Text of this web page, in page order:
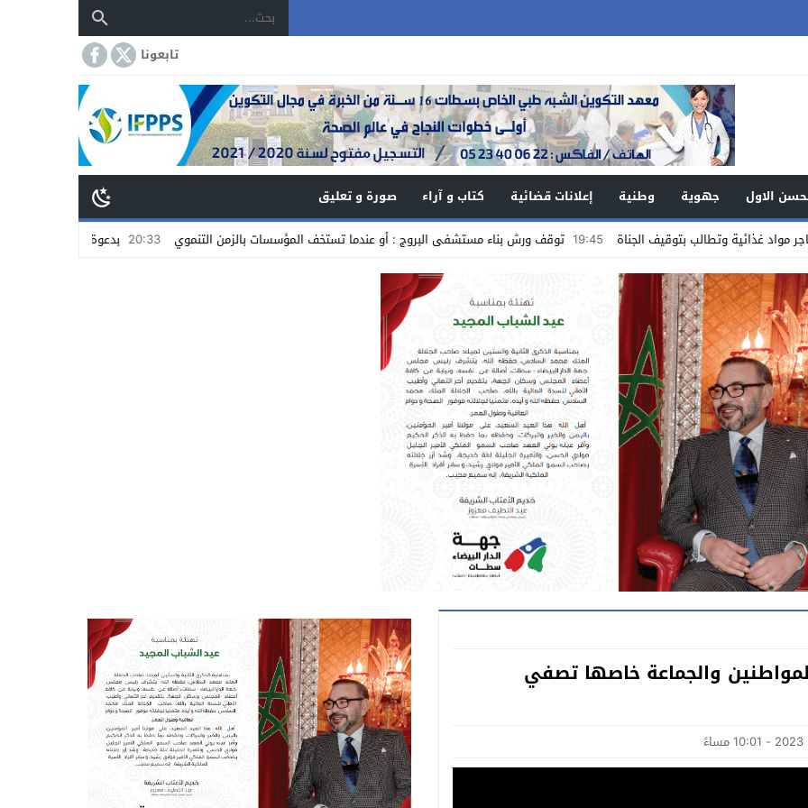
تابعونا
الاول جهوية وطنية إعلانات قضائية كتاب و آراء
صورة و تعليق
وتطالب بتوقيف الجناة 19:45 توقف ورش بناء مستشفى البروج : أو عندما تستخف المؤسسات بالزمن التنموي 20:33 بدعوة من الجمعية الدولية
والجماعة خاصها تصفي